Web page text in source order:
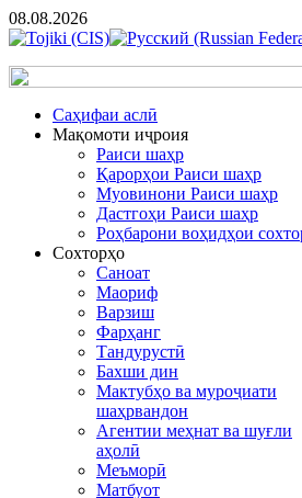
08.08.2026
Cаҳифаи аслӣ
Мақомоти иҷроия
Раиси шаҳр
Қарорҳои Раиси шаҳр
Муовинони Раиси шаҳр
Дастгоҳи Раиси шаҳр
Роҳбарони воҳидҳои
Сохторҳо
Саноат
Маориф
Варзиш
Фарҳанг
Тандурустӣ
Бахши дин
Мактубҳо ва муроҷиати
шаҳрвандон
Агентии меҳнат ва шуғли
аҳолӣ
Меъморӣ
Матбуот